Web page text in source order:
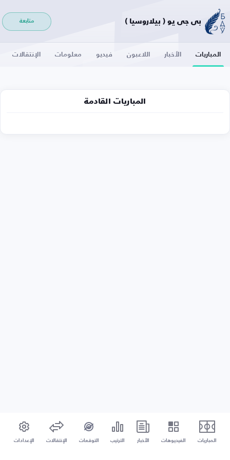
بي جي يو ( بيلاروسيا ) متابعة
المباريات الأخبار اللاعبون فيديو معلومات الإنتقالات
المباريات القادمة
المباريات الفيديوهات الأخبار الترتيب التوقعات الإنتقالات الإعدادات